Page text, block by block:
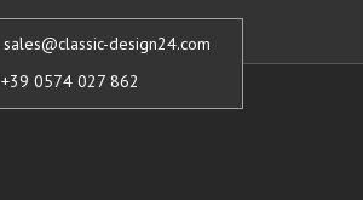
sales@classic-design24.com
+39 0574 027 862